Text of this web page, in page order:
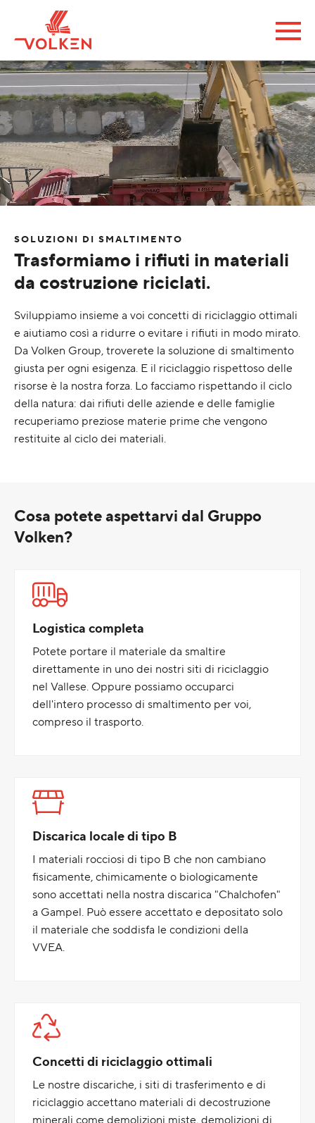
SOLUZIONI DI SMALTIMENTO
Trasformiamo i rifiuti in materiali
da costruzione riciclati.
Sviluppiamo insieme a voi concetti di riciclaggio ottimali
e aiutiamo così a ridurre o evitare i rifiuti in modo mirato.
Da Volken Group, troverete la soluzione di smaltimento
giusta per ogni esigenza. E il riciclaggio rispettoso delle
risorse è la nostra forza. Lo facciamo rispettando il ciclo
della natura: dai rifiuti delle aziende e delle famiglie
recuperiamo preziose materie prime che vengono
restituite al ciclo dei materiali.
Cosa potete aspettarvi dal Gruppo
Volken?
Logistica completa
Potete portare il materiale da smaltire
direttamente in uno dei nostri siti di riciclaggio
nel Vallese. Oppure possiamo occuparci
dell'intero processo di smaltimento per voi,
compreso il trasporto.
Discarica locale di tipo B
I materiali rocciosi di tipo B che non cambiano
fisicamente, chimicamente o biologicamente
sono accettati nella nostra discarica "Chalchofen"
a Gampel. Può essere accettato e depositato solo
il materiale che soddisfa le condizioni della
VVEA.
Concetti di riciclaggio ottimali
Le nostre discariche, i siti di trasferimento e di
riciclaggio accettano materiali di decostruzione
minerali come demolizioni miste, demolizioni di